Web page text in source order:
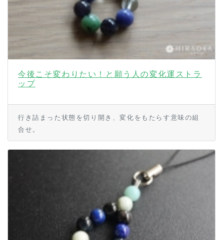
今後こそ変わりたい！と願う人の変化運ストラ
ップ
行き詰まった状態を切り開き、変化をもたらす意味の組
合せ。